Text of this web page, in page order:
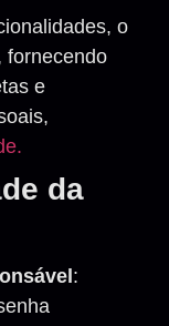
o
fornecendo
e
da
: